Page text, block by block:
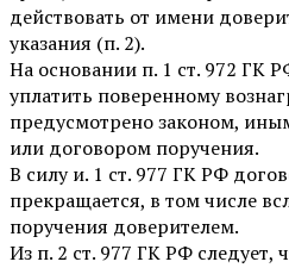
действовать от имени
указания (п. 2).
На основании п. 1 ст. 972 ГК
уплатить поверенному
предусмотрено законом,
или договором поручения.
В силу и. 1 ст. 977 ГК РФ
прекращается, в том числе
поручения доверителем.
Из п. 2 ст. 977 ГК РФ следует,